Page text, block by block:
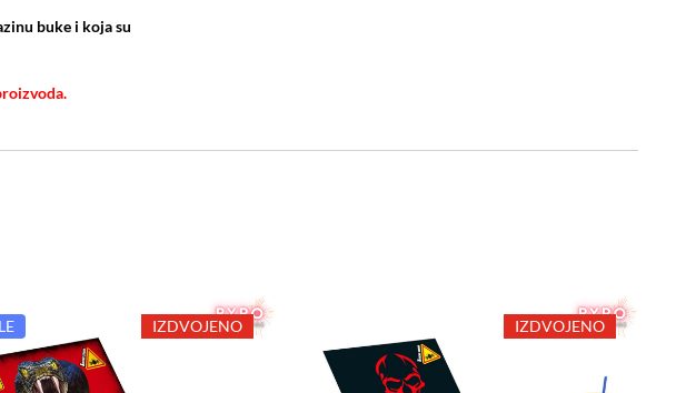
buke i koja su
IZDVOJENO IZDVOJENO